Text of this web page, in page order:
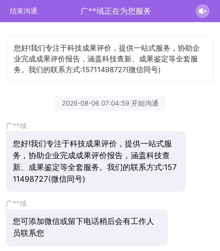
结束沟通 广**域正在为您服务
您好!我们专注于科技成果评价，提供一站式服务，协助企
业完成成果评价报告，涵盖科技查新、成果鉴定等全套服
务。我们的联系方式:15711498727(微信同号)
2026-08-06 07:04:59 开始沟通
广**域
您好!我们专注于科技成果评价，提供一站式服
务，协助企业完成成果评价报告，涵盖科技查
新、成果鉴定等全套服务。我们的联系方式:157
11498727(微信同号)
广**域
您可添加微信或留下电话稍后会有工作人
员联系您